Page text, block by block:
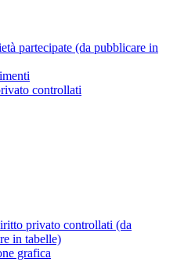
partecipate (da pubblicare in
controllati
privato controllati (da
in tabelle)
grafica